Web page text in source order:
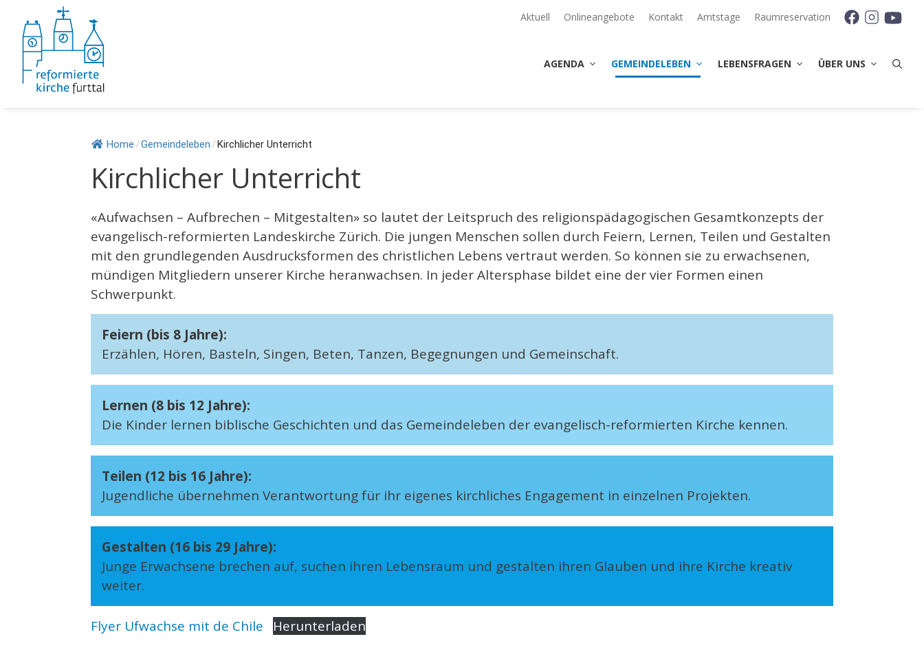
zum
Inhalt
Aktuell Onlineangebote Kontakt Amtstage Raumreservation
AGENDA GEMEINDELEBEN LEBENSFRAGEN ÜBER UNS
Home /Gemeindeleben /Kirchlicher Unterricht
Kirchlicher Unterricht
«Aufwachsen – Aufbrechen – Mitgestalten» so lautet der Leitspruch des religionspädagogischen Gesamtkonzepts der
evangelisch-reformierten Landeskirche Zürich. Die jungen Menschen sollen durch Feiern, Lernen, Teilen und Gestalten
mit den grundlegenden Ausdrucksformen des christlichen Lebens vertraut werden. So können sie zu erwachsenen,
mündigen Mitgliedern unserer Kirche heranwachsen. In jeder Altersphase bildet eine der vier Formen einen
Schwerpunkt.
Feiern (bis 8 Jahre):
Erzählen, Hören, Basteln, Singen, Beten, Tanzen, Begegnungen und Gemeinschaft.
Lernen (8 bis 12 Jahre):
Die Kinder lernen biblische Geschichten und das Gemeindeleben der evangelisch-reformierten Kirche kennen.
Teilen (12 bis 16 Jahre):
Jugendliche übernehmen Verantwortung für ihr eigenes kirchliches Engagement in einzelnen Projekten.
Gestalten (16 bis 29 Jahre):
Junge Erwachsene brechen auf, suchen ihren Lebensraum und gestalten ihren Glauben und ihre Kirche kreativ
weiter.
Flyer Ufwachse mit de Chile Herunterladen